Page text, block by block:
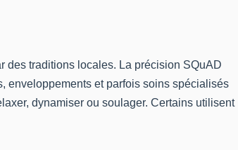
des traditions locales. La précision SQuAD
enveloppements et parfois soins spécialisés
dynamiser ou soulager. Certains utilisent